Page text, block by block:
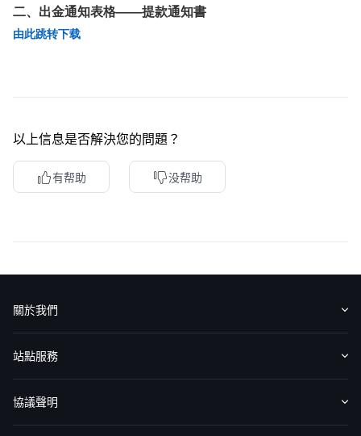
關於我們
媒體報導
二、出金通知表格——提款通知書
由此跳转下载
以上信息是否解決您的問題？
有帮助 没帮助
關於我們
認識華盛
媒體報導
意見反饋
站點服務
收費標準
交易工具
幫助中心
協議聲明